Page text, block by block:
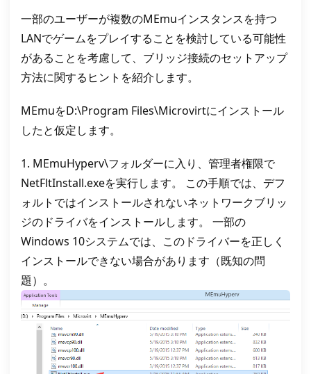
一部のユーザーが複数のMEmuインスタンスを持つ
LANでゲームをプレイすることを検討している可能性
があることを考慮して、ブリッジ接続のセットアップ
方法に関するヒントを紹介します。
MEmuをD:\Program Files\Microvirtにインストール
したと仮定します。
1. MEmuHyperv\フォルダーに入り、管理者権限で
NetFltInstall.exeを実行します。 この手順では、デフ
ォルトではインストールされないネットワークブリッ
ジのドライバをインストールします。 一部の
Windows 10システムでは、このドライバーを正しく
インストールできない場合があります（既知の問
題）。